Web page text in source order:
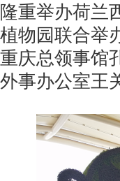
隆重举办荷兰
植物园联合举
重庆总领事馆
外事办公室王